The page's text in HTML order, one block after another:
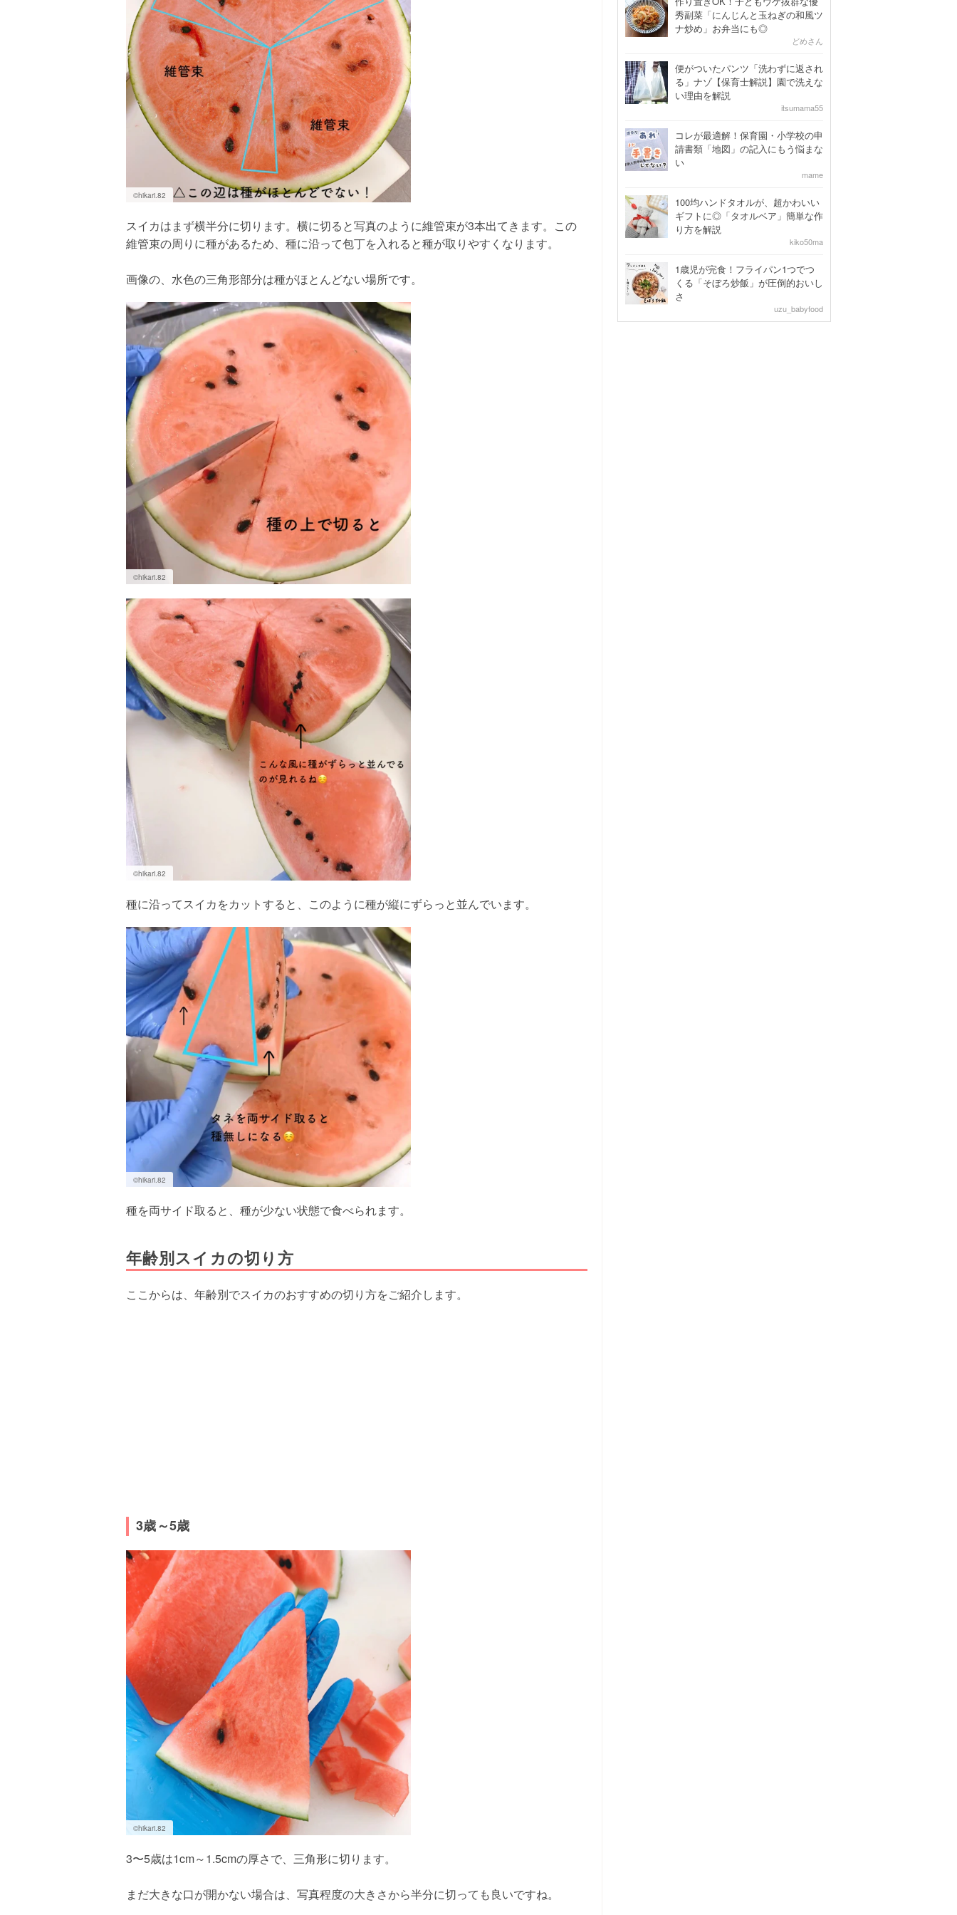
©︎hikari.82
スイカはまず横半分に切ります。横に切ると写真のように維管束が3本出てきます。この
維管束の周りに種があるため、種に沿って包丁を入れると種が取りやすくなります。
画像の、水色の三角形部分は種がほとんどない場所です。
©︎hikari.82
©︎hikari.82
種に沿ってスイカをカットすると、このように種が縦にずらっと並んでいます。
©︎hikari.82
種を両サイド取ると、種が少ない状態で食べられます。
年齢別スイカの切り方
ここからは、年齢別でスイカのおすすめの切り方をご紹介します。
3歳～5歳
©︎hikari.82
3〜5歳は1cm～1.5cmの厚さで、三角形に切ります。
まだ大きな口が開かない場合は、写真程度の大きさから半分に切っても良いですね。
秀副菜「にんじんと玉ねぎの和風ツ
ナ炒め」お弁当にも◎
どめさん
便がついたパンツ「洗わずに返され
る」ナゾ【保育士解説】園で洗えな
い理由を解説
itsumama55
コレが最適解！保育園・小学校の申
請書類「地図」の記入にもう悩まな
い
mame
100均ハンドタオルが、超かわいい
ギフトに◎「タオルベア」簡単な作
り方を解説
kiko50ma
1歳児が完食！フライパン1つでつ
くる「そぼろ炒飯」が圧倒的おいし
さ
uzu_babyfood